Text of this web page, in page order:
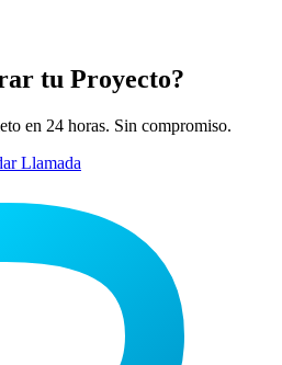
tu Proyecto?
en 24 horas. Sin compromiso.
Llamada